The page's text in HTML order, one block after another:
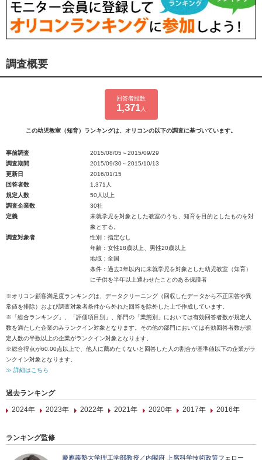
調査概要
回答者総数
1,371人
この幼児教室（知育）ランキングは、オリコンの以下の調査に基づいています。
事前調査
2015/08/05～2015/09/29
調査期間
2015/09/30～2015/10/13
更新日
2016/01/15
回答者数
1,371人
規定人数
50人以上
調査企業数
30社
定義
未就学児を対象とした教室のうち、知育を目的としたものを対
象とする。
調査対象者
性別：指定なし
年齢：女性18歳以上、男性20歳以上
地域：全国
条件：過去3年以内に未就学児を対象とした幼児教室（知育）
に子供を半年以上通わせたことのある保護者
※オリコン顧客満足度ランキングは、データクリーニング（回収したデータから不正回答や異
常値を排除）および調査対象者条件から外れた回答を除外した上で作成しています。
※「総合ランキング」、「評価項目別」、部門の「業態別」においては有効回答者数が規定人
数を満たした企業のみランクイン対象となります。その他の部門においては有効回答者数が規
定人数の半数以上の企業がランクイン対象となります。
※総合得点が60.00点以上で、他人に薦めたくないと回答した人の割合が基準値以下の企業がラ
ンクイン対象となります。
≫ 詳細はこちら
過去ランキング
2024年
2023年 2022年 2021年 2020年 2017年 2016年
ランキング監修
慶應義塾大学理工学部教授／内閣府 上席科学技術政策フェロー